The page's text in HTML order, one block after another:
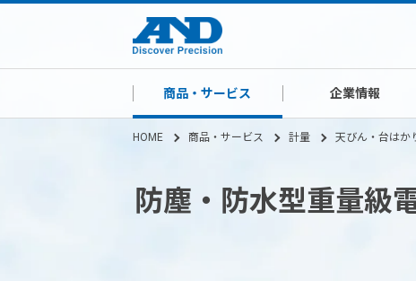
商品・サービス 企業情報
HOME 商品・サービス 計量 天びん・台はか
防塵・防水型重量級